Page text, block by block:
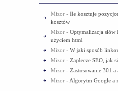
Mizor- Ile kosztuje
kosztów
Mizor- Optymalizacja
użyciem html
Mizor- W jaki sposób
Mizor- Zaplecze SEO, jak
Mizor- Zastosowanie 301
Mizor- Algorytm Google a